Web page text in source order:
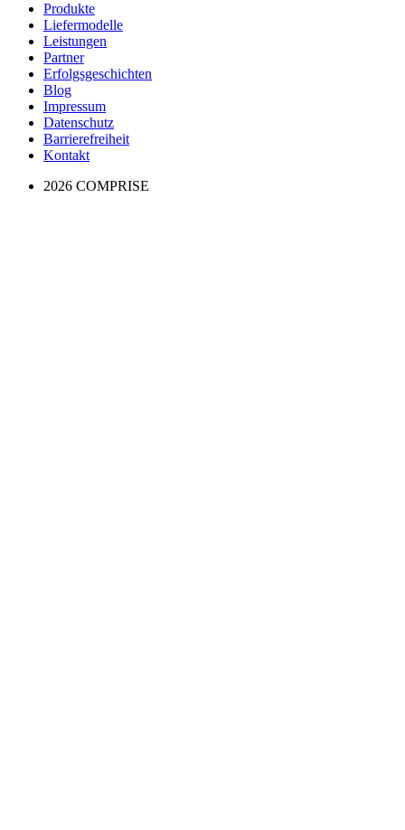
Produkte
Liefermodelle
Leistungen
Partner
Erfolgs­geschichten
Blog
Impressum
Datenschutz
Barrierefreiheit
Kontakt
2026 COMPRISE